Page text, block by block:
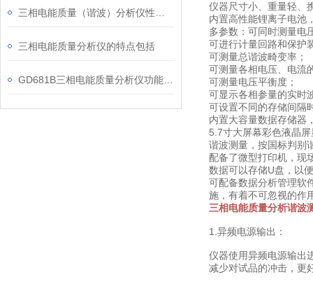
三相电能质量分析仪的特点包括
仪器尺寸小、重量轻、
内置高性能锂离子电池
多参数：可同时测量电
可进行计量回路和保护
可测量总谐波畸变率；
可测量各相电压、电流
可测量电压平衡度；
可显示各相参量的实时
可设置不同的存储间隔
内置大容量数据存储器
5.7寸大屏幕彩色液晶
谐波测量，按国标判别
配备了微型打印机，现
数据可以存储U盘，以
可配备数据分析管理软
施，有着不可忽视的作
三相电能质量分析谐波
1.异频电源输出：
仪器使用异频电源输出
减少对试品的冲击，更